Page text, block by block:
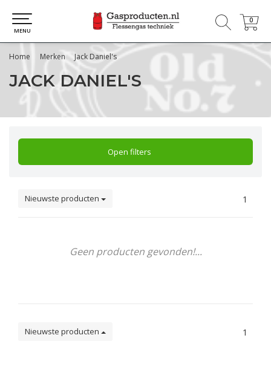
0
0
MENU
Home Merken Jack Daniel's
JACK DANIEL'S
Open filters
Nieuwste producten 1
Geen producten gevonden!...
Nieuwste producten 1